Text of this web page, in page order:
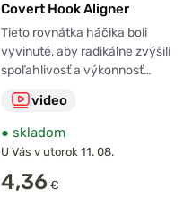
Covert Hook Aligner
Tieto rovnátka háčika boli
vyvinuté, aby radikálne zvýšili
spoľahlivosť a výkonnosť…
video
● skladom
U Vás v utorok 11. 08.
4,36 €